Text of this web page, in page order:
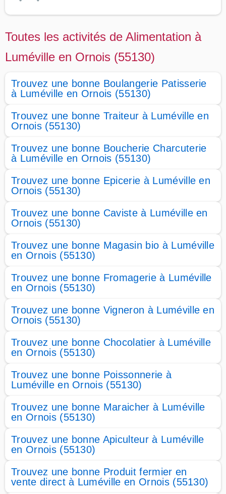
Toutes les activités de Alimentation à
Luméville en Ornois (55130)
Trouvez une bonne Boulangerie Patisserie
à Luméville en Ornois (55130)
Trouvez une bonne Traiteur à Luméville en
Ornois (55130)
Trouvez une bonne Boucherie Charcuterie
à Luméville en Ornois (55130)
Trouvez une bonne Epicerie à Luméville en
Ornois (55130)
Trouvez une bonne Caviste à Luméville en
Ornois (55130)
Trouvez une bonne Magasin bio à Luméville
en Ornois (55130)
Trouvez une bonne Fromagerie à Luméville
en Ornois (55130)
Trouvez une bonne Vigneron à Luméville en
Ornois (55130)
Trouvez une bonne Chocolatier à Luméville
en Ornois (55130)
Trouvez une bonne Poissonnerie à
Luméville en Ornois (55130)
Trouvez une bonne Maraicher à Luméville
en Ornois (55130)
Trouvez une bonne Apiculteur à Luméville
en Ornois (55130)
Trouvez une bonne Produit fermier en
vente direct à Luméville en Ornois (55130)